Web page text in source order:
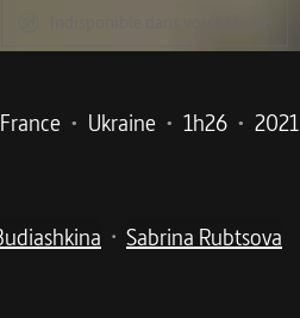
France • Ukraine • 1h26 • 2021
• Sabrina Rubtsova